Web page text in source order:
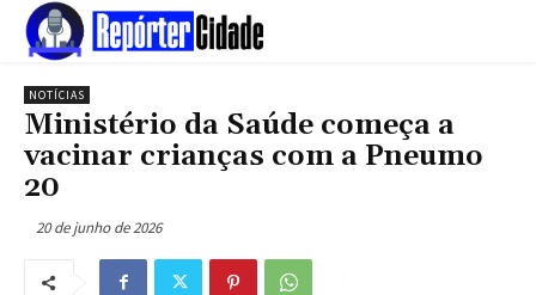
NOTÍCIAS
Ministério da Saúde começa a
vacinar crianças com a Pneumo
20
20 de junho de 2026